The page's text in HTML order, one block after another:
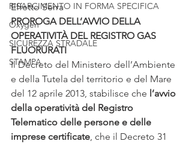
RISARCIMENTO IN FORMA SPECIFICA
Oxygen
SICUREZZA STRADALE
STAMPA
Effetto Serra
PROROGA DELL’AVVIO DELLA
OPERATIVITÀ DEL REGISTRO GAS
FLUORURATI
Il Decreto del Ministero dell’Ambiente
e della Tutela del territorio e del Mare
del 12 aprile 2013, stabilisce che l’avvio
della operatività del Registro
Telematico delle persone e delle
imprese certificate, che il Decreto 31